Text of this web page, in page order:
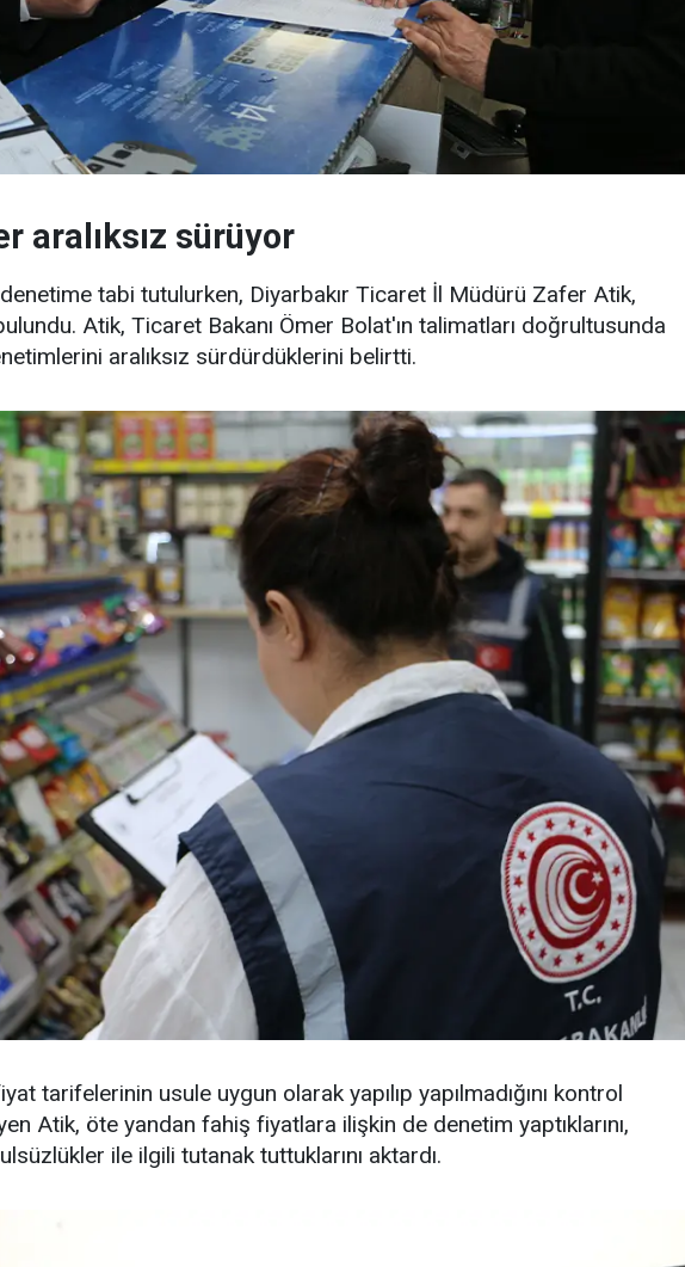
aralıksız sürüyor
tabi tutulurken, Diyarbakır Ticaret İl Müdürü Zafer Atik,
Atik, Ticaret Bakanı Ömer Bolat'ın talimatları doğrultusunda
aralıksız sürdürdüklerini belirtti.
tarifelerinin usule uygun olarak yapılıp yapılmadığını kontrol
Atik, öte yandan fahiş fiyatlara ilişkin de denetim yaptıklarını,
ile ilgili tutanak tuttuklarını aktardı.